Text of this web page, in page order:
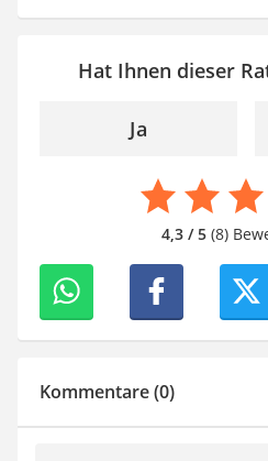
Hat Ihnen dieser
Ja
4,3 / 5(8)
Kommentare (0)